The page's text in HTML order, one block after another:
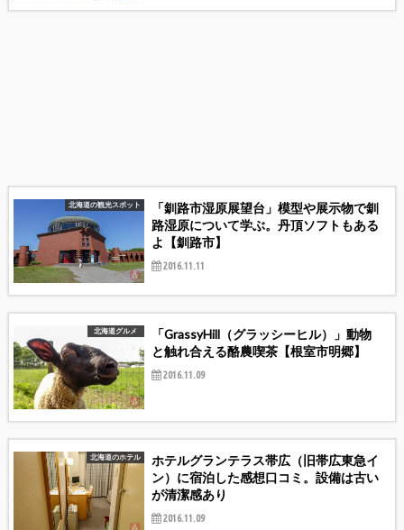
北海道の観光スポット
「釧路市湿原展望台」模型や展示物で釧
路湿原について学ぶ。丹頂ソフトもある
よ【釧路市】
2016.11.11
北海道グルメ
「GrassyHill（グラッシーヒル）」動物
と触れ合える酪農喫茶【根室市明郷】
2016.11.09
北海道のホテル
ホテルグランテラス帯広（旧帯広東急イ
ン）に宿泊した感想口コミ。設備は古い
が清潔感あり
2016.11.09